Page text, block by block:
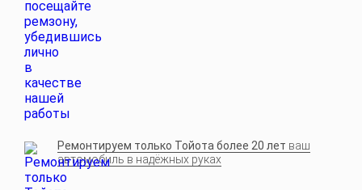
Ремонтируем только Тойота более 20 лет ваш
автомобиль в надёжных руках